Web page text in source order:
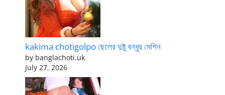
kakima chotigolpo ছেলের দুষ্টু বন্ধুর মেশিন
by banglachoti.uk
July 27, 2026